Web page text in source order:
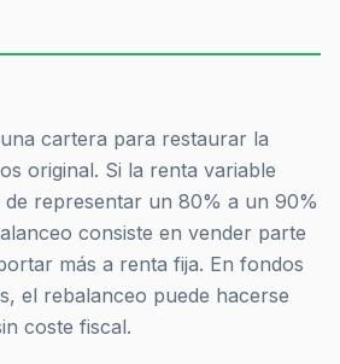
cartera para restaurar la
original. Si la renta variable
representar un 80% a un 90%
consiste en vender parte
más a renta fija. En fondos
el rebalanceo puede hacerse
coste fiscal.